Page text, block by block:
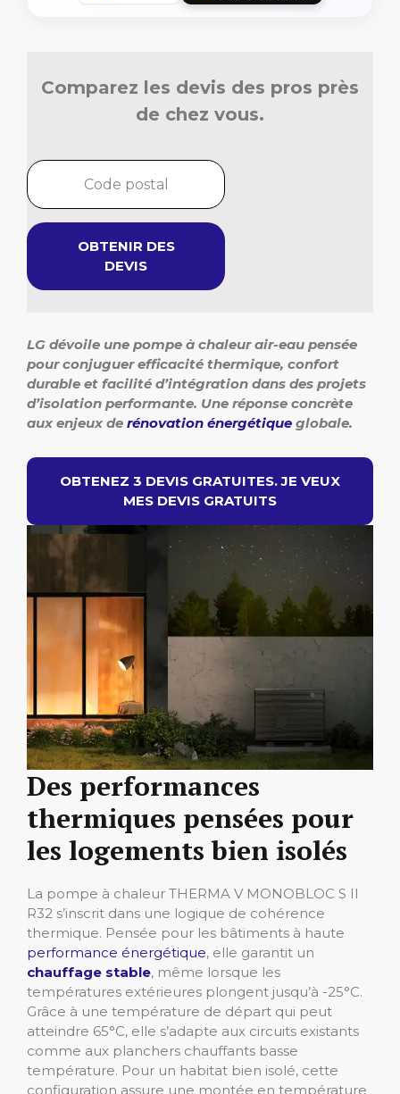
Comparez les devis des pros près
de chez vous.
OBTENIR DES
DEVIS
LG dévoile une pompe à chaleur air-eau pensée
pour conjuguer efficacité thermique, confort
durable et facilité d’intégration dans des projets
d’isolation performante. Une réponse concrète
aux enjeux de rénovation énergétique globale.
OBTENEZ 3 DEVIS GRATUITES. JE VEUX
MES DEVIS GRATUITS
Des performances
thermiques pensées pour
les logements bien isolés
La pompe à chaleur THERMA V MONOBLOC S II
R32 s’inscrit dans une logique de cohérence
thermique. Pensée pour les bâtiments à haute
performance énergétique, elle garantit un
chauffage stable, même lorsque les
températures extérieures plongent jusqu’à -25°C.
Grâce à une température de départ qui peut
atteindre 65°C, elle s’adapte aux circuits existants
comme aux planchers chauffants basse
température. Pour un habitat bien isolé, cette
configuration assure une montée en température